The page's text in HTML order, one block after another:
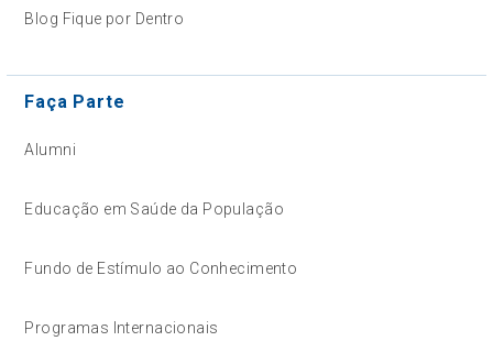
Blog Fique por Dentro
Faça Parte
Alumni
Educação em Saúde da População
Fundo de Estímulo ao Conhecimento
Programas Internacionais